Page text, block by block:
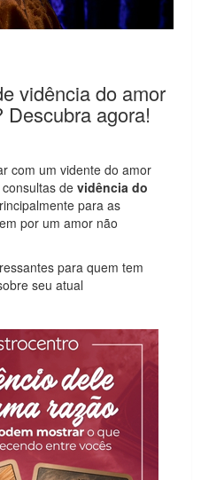
vidência do amor
Descubra agora!
com um vidente do amor
consultas devidência do
para as
por um amor não
para quem tem
seu atual